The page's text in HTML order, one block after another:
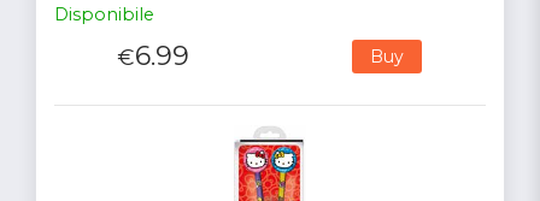
Disponibile
€6.99 Buy